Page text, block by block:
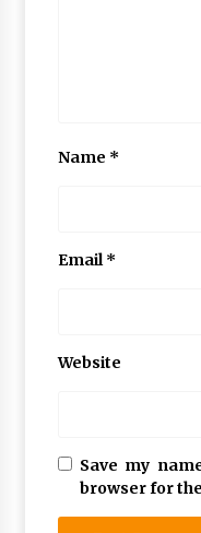
Name *
Email*
Website
Save my
browser for